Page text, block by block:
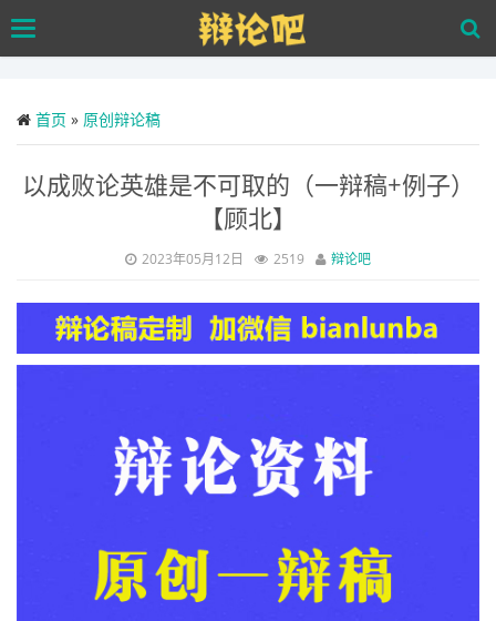
to
main
Toggle
首页 » 原创辩论稿
以成败论英雄是不可取的（一辩稿+例子）
【顾北】
2023年05月12日 2519 辩论吧